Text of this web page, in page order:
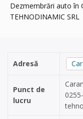
Dezmembrări auto în
TEHNODINAMIC SRL
Adresă
Punct de
lucru